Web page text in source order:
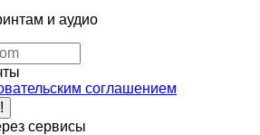
и аудио
соглашением
сервисы